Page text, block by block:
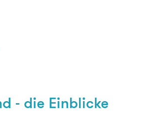
- die Einblicke